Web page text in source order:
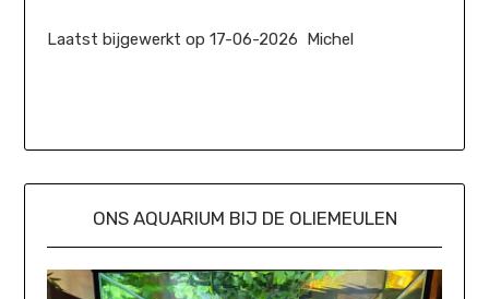
Laatst bijgewerkt op 17-06-2026 Michel
ONS AQUARIUM BIJ DE OLIEMEULEN